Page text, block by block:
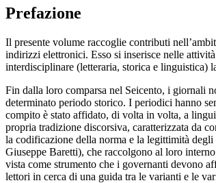
Prefazione
Il presente volume raccoglie contributi
indirizzi elettronici. Esso si inserisce nelle
interdisciplinare (letteraria, storica e
Fin dalla loro comparsa nel Seicento, i giornali
determinato periodo storico. I periodici hanno
compito è stato affidato, di volta in volta, a
propria tradizione discorsiva, caratterizzata da
la codificazione della norma e la legittimità
Giuseppe Baretti), che raccolgono al loro
vista come strumento che i governanti devono
lettori in cerca di una guida tra le varianti e le